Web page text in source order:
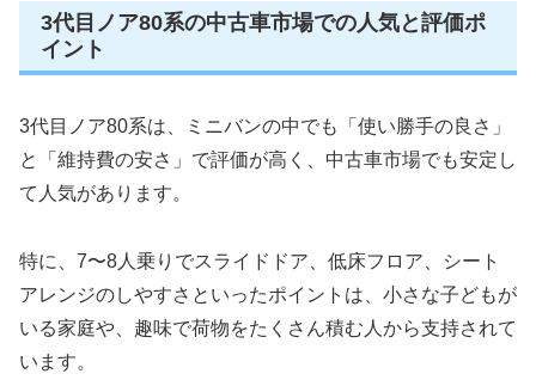
3代目ノア80系の中古車市場での人気と評価ポ
イント
3代目ノア80系は、ミニバンの中でも「使い勝手の良さ」
と「維持費の安さ」で評価が高く、中古車市場でも安定し
て人気があります。
特に、7〜8人乗りでスライドドア、低床フロア、シート
アレンジのしやすさといったポイントは、小さな子どもが
いる家庭や、趣味で荷物をたくさん積む人から支持されて
います。